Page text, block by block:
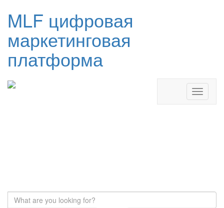
MLF цифровая
маркетинговая
платформа